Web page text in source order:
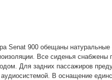
Senat 900 обещаны
Все сиденья снабжены
Для задних пассажиров
В оснащение